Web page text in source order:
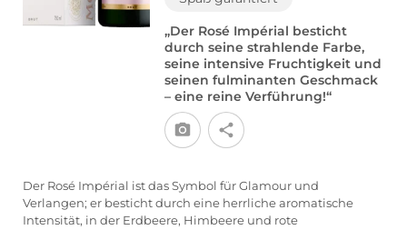
„Der Rosé Impérial besticht
durch seine strahlende Farbe,
seine intensive Fruchtigkeit und
seinen fulminanten Geschmack
– eine reine Verführung!“
Der Rosé Impérial ist das Symbol für Glamour und
Verlangen; er besticht durch eine herrliche aromatische
Intensität, in der Erdbeere, Himbeere und rote